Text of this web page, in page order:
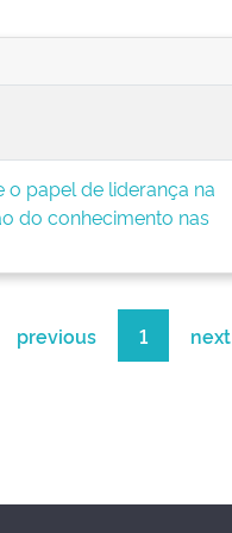
papel de liderança na
do conhecimento nas
previous 1 next